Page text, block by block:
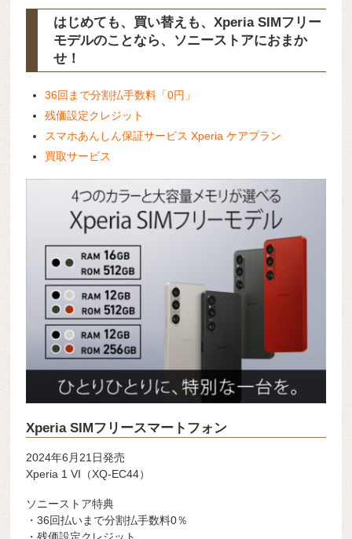
はじめても、買い替えも、Xperia SIMフリー
モデルのことなら、ソニーストアにおまか
せ！
36回まで分割払手数料「0円」
残価設定クレジット
スマホあんしん保証サービス Xperia ケアプラン
買取サービス
Xperia SIMフリースマートフォン
2024年6月21日発売
Xperia 1 VI（XQ-EC44）
ソニーストア特典
・36回払いまで分割払手数料0％